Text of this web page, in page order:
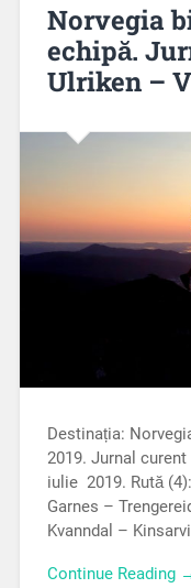
Norvegia
echipă.
Ulriken –
Destinația:
2019. Jurnal
iulie 2019. Rută
Garnes –
Kvanndal –
Continue Reading